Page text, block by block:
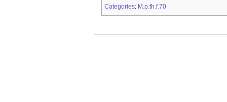
Categories: M.p.th.f.70